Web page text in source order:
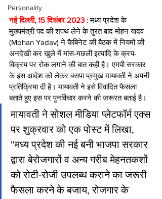
Personality
नई दिल्ली, 15 दिसंबर 2023 : मध्य प्रदेश के
मुख्यमंत्री पद की शपथ लेने के तुरंत बाद मोहन यादव
(Mohan Yadav) ने कैब‍िनेट की बैठक में नियमों की
अनदेखी कर खुले में मांस-मछली इत्यादि के क्रय-
विक्रय पर रोक लगाने की बात कही है। एमपी सरकार
के इस आदेश को लेकर बसपा प्रमुख मायावती ने अपनी
प्रत‍िक्रि‍या दी है। मायावती ने इसे व‍िवाद‍ित फैसला
बताते हुए इस पर पुनर्विचार करने की जरूरत बताई है।
मायावती ने सोशल मीड‍िया प्‍लेटफॉर्म एक्‍स
पर शुक्रवार को एक पोस्‍ट में ल‍िखा,
''मध्य प्रदेश की नई बनी भाजपा सरकार
द्वारा बेरोजगारों व अन्य गरीब मेहनतकशों
को रोटी-रोजी उपलब्ध कराने का जरूरी
फैसला करने के बजाय, रोजगार के